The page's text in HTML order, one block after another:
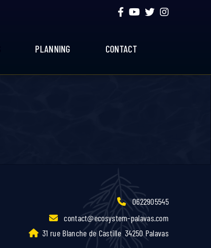
PLANNING CONTACT
0622905545
contact@ecosystem-palavas.com
31 rue Blanche de Castille 34250 Palavas